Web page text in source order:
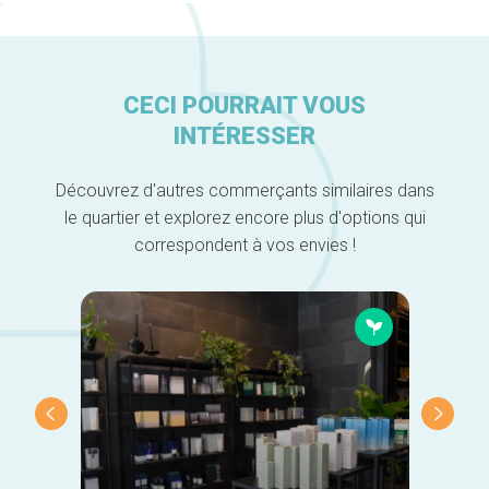
CECI POURRAIT VOUS
INTÉRESSER
Découvrez d'autres commerçants similaires dans
le quartier et explorez encore plus d'options qui
correspondent à vos envies !